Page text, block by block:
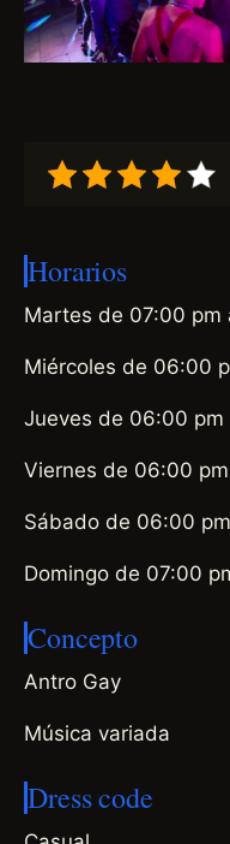
Horarios
Martes de 07:00 pm
Miércoles de 06:00
Jueves de 06:00 pm
Viernes de 06:00
Sábado de 06:00
Domingo de 07:00
Concepto
Antro Gay
Música variada
Dress code